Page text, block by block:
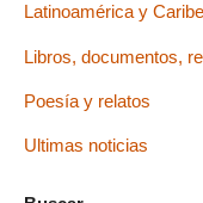
Latinoamérica y Caribe
Libros, documentos,
Poesía y relatos
Ultimas noticias